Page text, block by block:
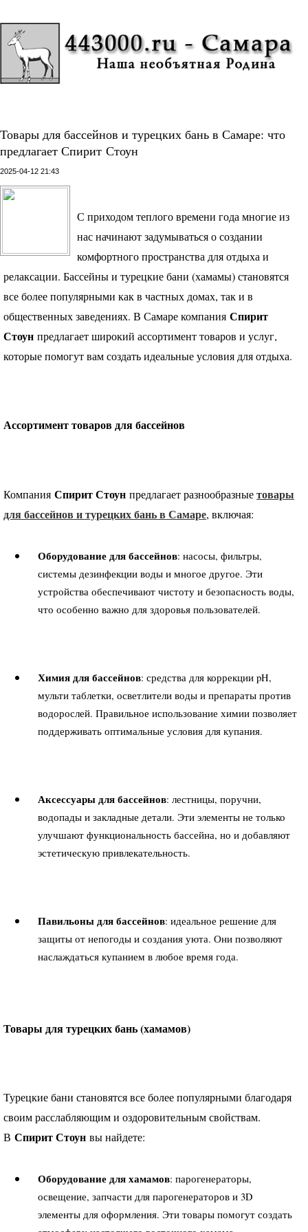
Товары для бассейнов и турецких бань в Самаре: что
предлагает Спирит Стоун
2025-04-12 21:43
С приходом теплого времени года многие из
нас начинают задумываться о создании
комфортного пространства для отдыха и
релаксации. Бассейны и турецкие бани (хамамы) становятся
все более популярными как в частных домах, так и в
общественных заведениях. В Самаре компания Спирит
Стоун предлагает широкий ассортимент товаров и услуг,
которые помогут вам создать идеальные условия для отдыха.
Ассортимент товаров для бассейнов
Компания Спирит Стоун предлагает разнообразныетовары
для бассейнов и турецких бань в Самаре, включая:
Оборудование для бассейнов: насосы, фильтры,
системы дезинфекции воды и многое другое. Эти
устройства обеспечивают чистоту и безопасность воды,
что особенно важно для здоровья пользователей.
Химия для бассейнов: средства для коррекции pH,
мульти таблетки, осветлители воды и препараты против
водорослей. Правильное использование химии позволяет
поддерживать оптимальные условия для купания.
Аксессуары для бассейнов: лестницы, поручни,
водопады и закладные детали. Эти элементы не только
улучшают функциональность бассейна, но и добавляют
эстетическую привлекательность.
Павильоны для бассейнов: идеальное решение для
защиты от непогоды и создания уюта. Они позволяют
наслаждаться купанием в любое время года.
Товары для турецких бань (хамамов)
Турецкие бани становятся все более популярными благодаря
своим расслабляющим и оздоровительным свойствам.
В Спирит Стоун вы найдете:
Оборудование для хамамов: парогенераторы,
освещение, запчасти для парогенераторов и 3D
элементы для оформления. Эти товары помогут создать